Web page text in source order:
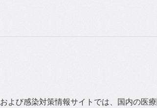
よび感染対策情報サイトでは、国内の医